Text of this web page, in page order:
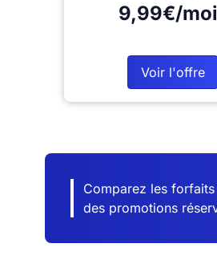
9,99€/
Voir l'offre
Comparez les
des promotions